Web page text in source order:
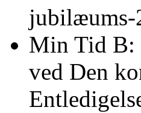
jubilæums-
Min Tid B:
ved Den